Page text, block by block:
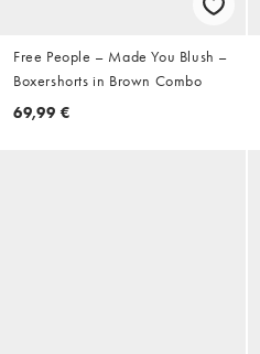
Free People – Made You Blush –
Boxershorts in Brown Combo
69,99 €